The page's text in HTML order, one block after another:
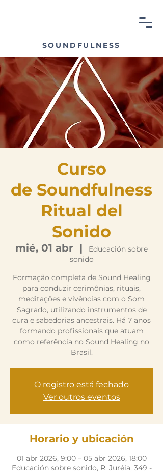
SOUNDFULNESS
Curso
de Soundfulness
Ritual del
Sonido
mié, 01 abr
  |
Educación sobre
sonido
Formação completa de Sound Healing
para conduzir cerimônias, rituais,
meditações e vivências com o Som
Sagrado, utilizando instrumentos de
cura e sabedorias ancestrais. Há 7 anos
formando profissionais que atuam
como referência no Sound Healing no
Brasil.
O registro está fechado
Ver outros eventos
Horario y ubicación
01 abr 2026, 9:00 – 05 abr 2026, 18:00
Educación sobre sonido, R. Juréia, 349 -